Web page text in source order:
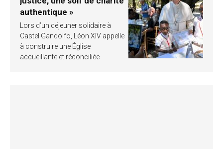
authentique »
Lors d’un déjeuner solidaire à
Castel Gandolfo, Léon XIV appelle
à construire une Église
accueillante et réconciliée